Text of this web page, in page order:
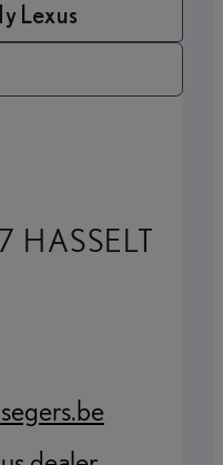
Lexus
HASSELT
new tab)